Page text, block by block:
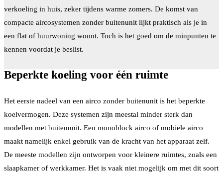
verkoeling in huis, zeker tijdens warme zomers. De komst van
compacte aircosystemen zonder buitenunit lijkt praktisch als je in
een flat of huurwoning woont. Toch is het goed om de minpunten te
kennen voordat je beslist.
Beperkte koeling voor één ruimte
Het eerste nadeel van een airco zonder buitenunit is het beperkte
koelvermogen. Deze systemen zijn meestal minder sterk dan
modellen met buitenunit. Een monoblock airco of mobiele airco
maakt namelijk enkel gebruik van de kracht van het apparaat zelf.
De meeste modellen zijn ontworpen voor kleinere ruimtes, zoals een
slaapkamer of werkkamer. Het is vaak niet mogelijk om met dit soort